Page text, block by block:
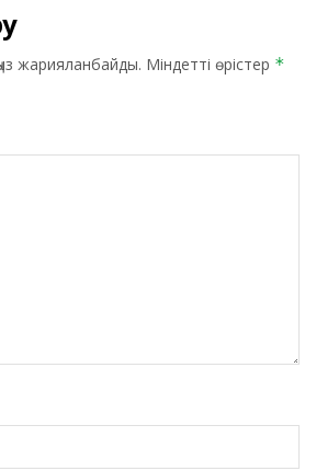
жарияланбайды. Міндетті өрістер *